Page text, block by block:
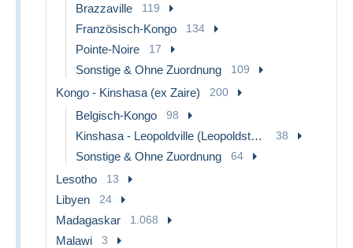
Brazzaville 119
Französisch-Kongo 134
Pointe-Noire 17
Sonstige & Ohne Zuordnung 109
Kongo - Kinshasa (ex Zaire) 200
Belgisch-Kongo 98
Kinshasa - Leopoldville (Leopoldstadt) 38
Sonstige & Ohne Zuordnung 64
Lesotho 13
Libyen 24
Madagaskar 1.068
Malawi 3